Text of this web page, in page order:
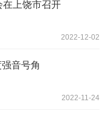
在上饶市召开
2022-12-02
音号角
2022-11-24